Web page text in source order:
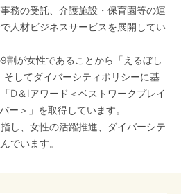
務の受託、介護施設・保育園等の運
人材ビジネスサービスを展開してい
割が女性であることから「えるぼし
してダイバーシティポリシーに基
D＆Iアワード＜ベストワークプレイ
ー＞」を取得しています。
し、女性の活躍推進、ダイバーシテ
でいます。